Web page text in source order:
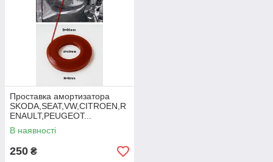
Проставка амортизатора
SKODA,SEAT,VW,CITROEN,R
ENAULT,PEUGEOT...
В наявності
250 ₴